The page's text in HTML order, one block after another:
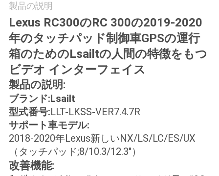
達
に
連
絡
し
な
さ
製品の説明
Lexus RC300のRC 300の2019-2020
年のタッチパッド制御車GPSの運行
箱のためのLsailtの人間の特徴をもつ
ビデオ インターフェイス
製品の説明:
ブランド:Lsailt
型式番号:LLT-LKSS-VER7.4.7R
サポート車モデル:
2018-2020年Lexus新しいNX/LS/LC/ES/UX
（タッチパッド;8/10.3/12.3"）
改善機能: